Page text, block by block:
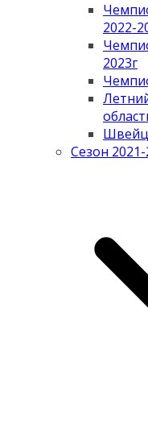
2022-
2023г
Сезон 2021-